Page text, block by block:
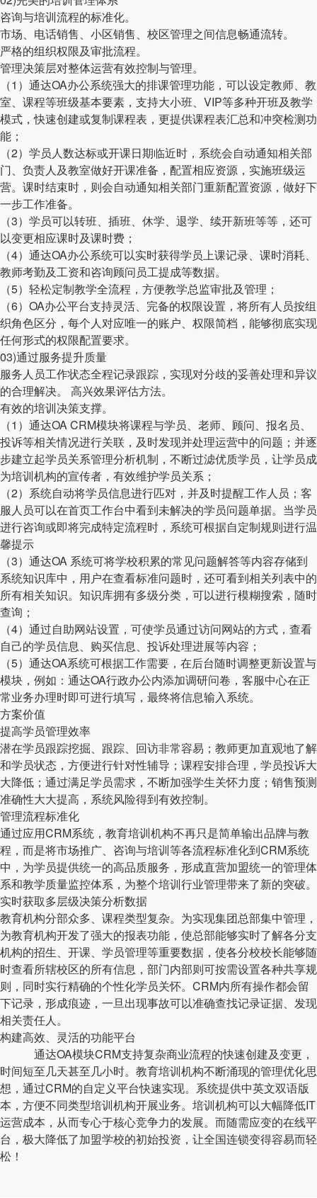
咨询与培训流程的标准化。
市场、电话销售、小区销售、校区管理之间信息畅通流转。
严格的组织权限及审批流程。
管理决策层对整体运营有效控制与管理。
（1）通达OA办公系统强大的排课管理功能，可以设定教师、教
室、课程等班级基本要素，支持大小班、VIP等多种开班及教学
模式，快速创建或复制课程表，更提供课程表汇总和冲突检测功
能；
（2）学员人数达标或开课日期临近时，系统会自动通知相关部
门、负责人及教室做好开课准备，配置相应资源，实施班级运
营。课时结束时，则会自动通知相关部门重新配置资源，做好下
一步工作准备。
（3）学员可以转班、插班、休学、退学、续开新班等等，还可
以变更相应课时及课时费；
（4）通达OA办公系统可以实时获得学员上课记录、课时消耗、
教师考勤及工资和咨询顾问员工提成等数据。
（5）轻松定制教学全流程，方便教学总监审批及管理；
（6）OA办公平台支持灵活、完备的权限设置，将所有人员按组
织角色区分，每个人对应唯一的账户、权限简档，能够彻底实现
任何形式的权限配置要求。
03)通过服务提升质量
服务人员工作状态全程记录跟踪，实现对分歧的妥善处理和异议
的合理解决。 高兴效果评估方法。
有效的培训决策支撑。
（1）通达OA CRM模块将课程与学员、老师、顾问、报名员、
投诉等相关情况进行关联，及时发现并处理运营中的问题；并逐
步建立起学员关系管理分析机制，不断过滤优质学员，让学员成
为培训机构的宣传者，有效维护学员关系；
（2）系统自动将学员信息进行匹对，并及时提醒工作人员；客
服人员可以在首页工作台中看到未解决的学员问题单据。当学员
进行咨询或即将完成特定流程时，系统可根据自定制规则进行温
馨提示
（3）通达OA 系统可将学校积累的常见问题解答等内容存储到
系统知识库中，用户在查看标准问题时，还可看到相关列表中的
所有相关知识。知识库拥有多级分类，可以进行模糊搜索，随时
查询；
（4）通过自助网站设置，可使学员通过访问网站的方式，查看
自己的学员信息、购买信息、投诉处理进展等内容；
（5）通达OA系统可根据工作需要，在后台随时调整更新设置与
模块，例如：通达OA行政办公内添加调研问卷，客服中心在正
常业务办理时即可进行填写，最终将信息输入系统。
方案价值
提高学员管理效率
潜在学员跟踪挖掘、跟踪、回访非常容易；教师更加直观地了解
和学员状态，方便进行针对性辅导；课程安排合理，学员投诉大
大降低；通过满足学员需求，不断加强学生关怀力度；销售预测
准确性大大提高，系统风险得到有效控制。
管理流程标准化
通过应用CRM系统，教育培训机构不再只是简单输出品牌与教
程，而是将市场推广、咨询与培训等各流程标准化到CRM系统
中，为学员提供统一的高品质服务，形成直营加盟统一的管理体
系和教学质量监控体系，为整个培训行业管理带来了新的突破。
实时获取多层级决策分析数据
教育机构分部众多、课程类型复杂。为实现集团总部集中管理，
为教育机构开发了强大的报表功能，使总部能够实时了解各分支
机构的招生、开课、学员管理等重要数据，使各分校校长能够随
时查看所辖校区的所有信息，部门内部则可按需设置各种共享规
则，同时实行精确的个性化学员关怀。CRM内所有操作都会留
下记录，形成痕迹，一旦出现事故可以准确查找记录证据、发现
相关责任人。
构建高效、灵活的功能平台
通达OA模块CRM支持复杂商业流程的快速创建及变更，
时间短至几天甚至几小时。教育培训机构不断涌现的管理优化思
想，通过CRM的自定义平台快速实现。系统提供中英文双语版
本，方便不同类型培训机构开展业务。培训机构可以大幅降低IT
运营成本，从而专心于核心竞争力的发展。而随需应变的在线平
台，极大降低了加盟学校的初始投资，让全国连锁变得容易而轻
松！